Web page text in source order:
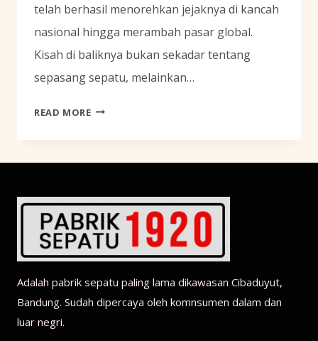
telah berhasil menorehkan jejaknya di kancah
nasional hingga merambah pasar global.
Kisah di baliknya bukan sekadar tentang
sepasang sepatu, melainkan…
READ MOREJEJAK
SEPATU
CIBADUYUT:
SEJARAH,
KUALITAS,
DAN
KIPRAH
Adalah pabrik sepatu paling lama dikawasan Cibaduyut,
Bandung. Sudah dipercaya oleh komnsumen dalam dan
luar negri.